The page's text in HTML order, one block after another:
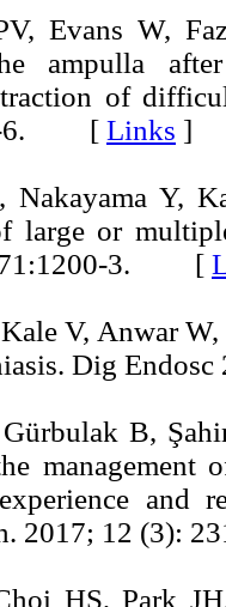
Evans W,
ampulla
of
6. [ Links ]
Nakayama Y,
large or
71:1200-3. [
V, Anwar
Dig
B,
management
and
2017; 12
HS, Park